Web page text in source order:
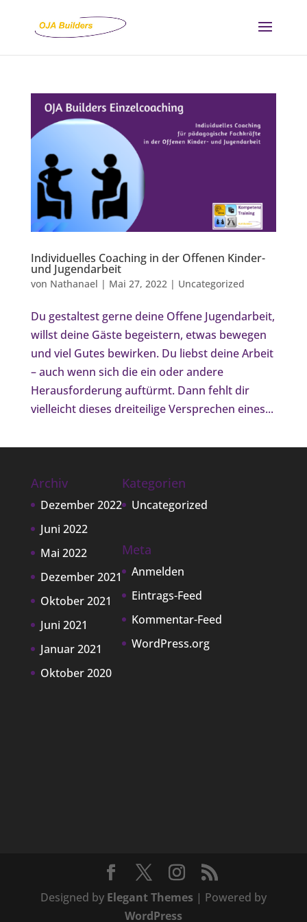
Individuelles Coaching in der Offenen Kinder-
und Jugendarbeit
von Nathanael | Mai 27, 2022 | Uncategorized
Du gestaltest gerne deine Offene Jugendarbeit,
willst deine Gäste begeistern, etwas bewegen
und viel Gutes bewirken. Du liebst deine Arbeit
– auch wenn sich die ein oder andere
Herausforderung auftürmt. Dann fehlt dir
vielleicht dieses dreiteilige Versprechen eines...
Archiv
Dezember 2022
Juni 2022
Mai 2022
Dezember 2021
Oktober 2021
Juni 2021
Januar 2021
Oktober 2020
Kategorien
Uncategorized
Meta
Anmelden
Eintrags-Feed
Kommentar-Feed
WordPress.org
Designed by Elegant Themes| Powered by
WordPress